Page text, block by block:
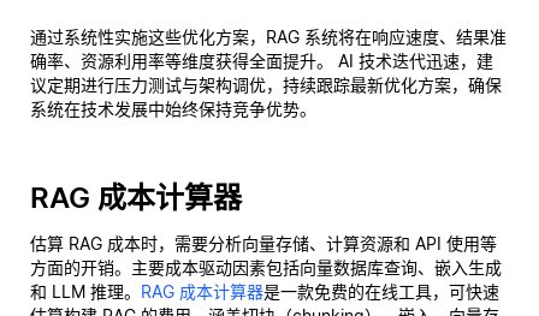
通过系统性实施这些优化方案，RAG 系统将在响应速度、结果准
确率、资源利用率等维度获得全面提升。 AI 技术迭代迅速，建
议定期进行压力测试与架构调优，持续跟踪最新优化方案，确保
系统在技术发展中始终保持竞争优势。
RAG 成本计算器
估算 RAG 成本时，需要分析向量存储、计算资源和 API 使用等
方面的开销。主要成本驱动因素包括向量数据库查询、嵌入生成
和 LLM 推理。 RAG 成本计算器是一款免费的在线工具，可快速